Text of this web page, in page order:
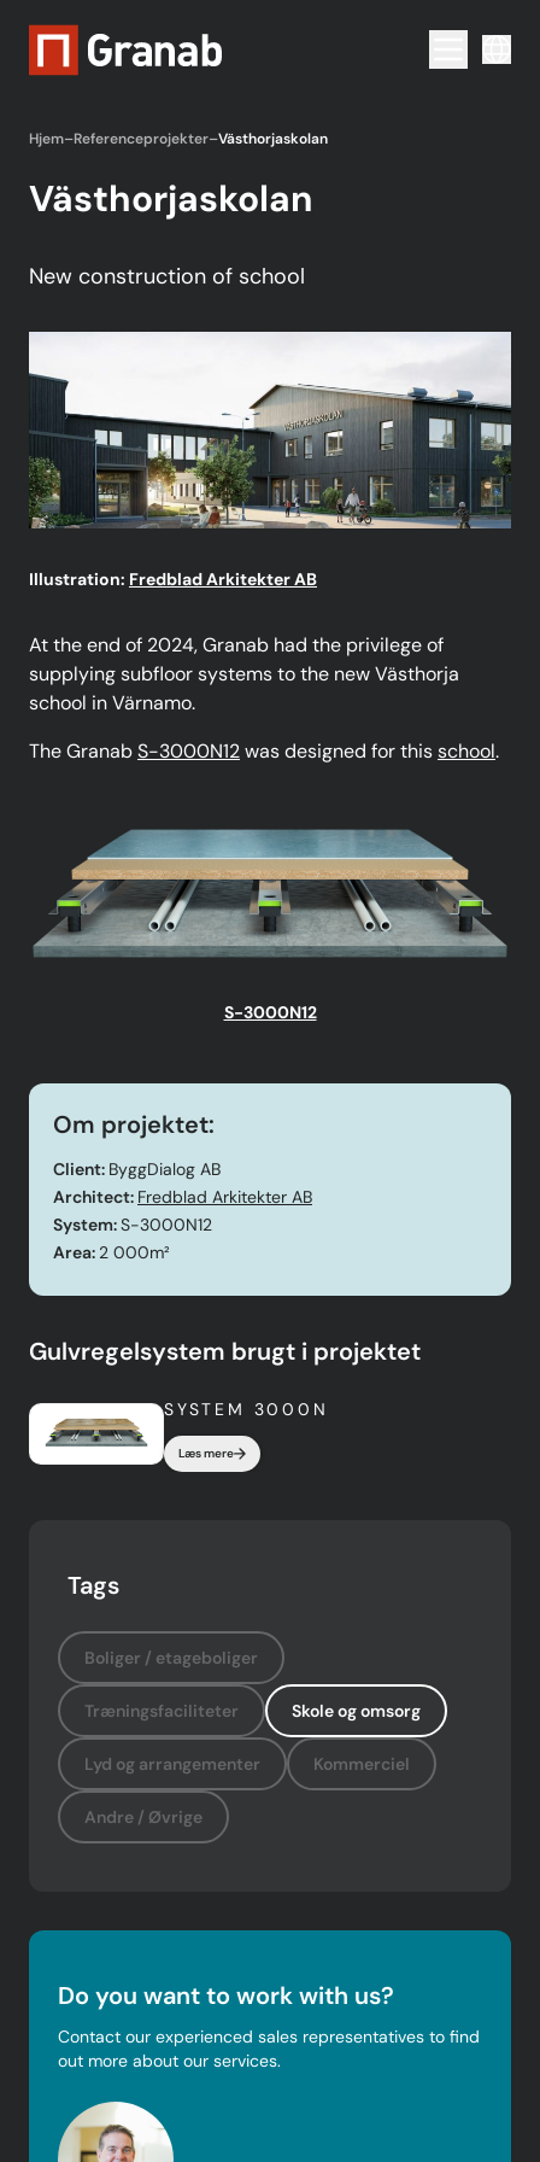
Menu
Hjem–Referenceprojekter–Västhorjaskolan
Västhorjaskolan
New construction of school
Illustration: Fredblad Arkitekter AB
At the end of 2024, Granab had the privilege of
supplying subfloor systems to the new Västhorja
school in Värnamo.
The Granab S-3000N12 was designed for this school.
S-3000N12
Om projektet:
Client: ByggDialog AB
Architect: Fredblad Arkitekter AB
System:S-3000N12
Area: 2 000m²
Gulvregelsystem brugt i projektet
SYSTEM 3000N
Læs mere
Tags
Boliger / etageboliger
Træningsfaciliteter Skole og omsorg
Lyd og arrangementer Kommerciel
Andre / Øvrige
Do you want to work with us?
Contact our experienced sales representatives to find
out more about our services.